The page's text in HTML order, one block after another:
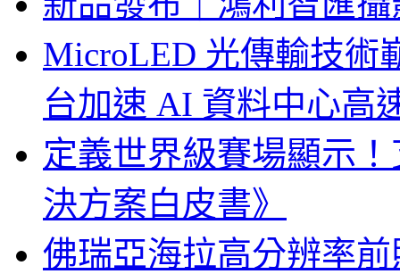
MicroLED 光傳輸技術
台加速 AI 資料中心高
定義世界級賽場顯示
決方案白皮書》
佛瑞亞海拉高分辨率